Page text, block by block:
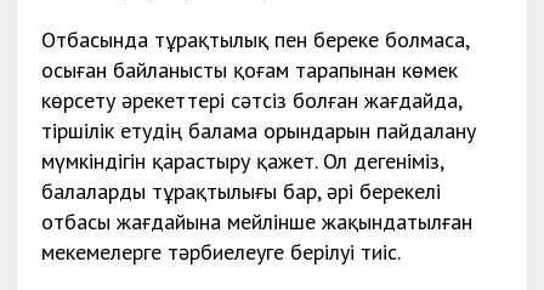
Отбасында тұрақтылық пен береке болмаса,
осыған байланысты қоғам тарапынан көмек
көрсету әрекеттері сәтсіз болған жағдайда,
тіршілік етудің балама орындарын пайдалану
мүмкіндігін қарастыру қажет. Ол дегеніміз,
балаларды тұрақтылығы бар, әрі берекелі
отбасы жағдайына мейлінше жақындатылған
мекемелерге тәрбиелеуге берілуі тиіс.